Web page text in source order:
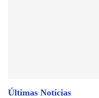
Últimas Notícias